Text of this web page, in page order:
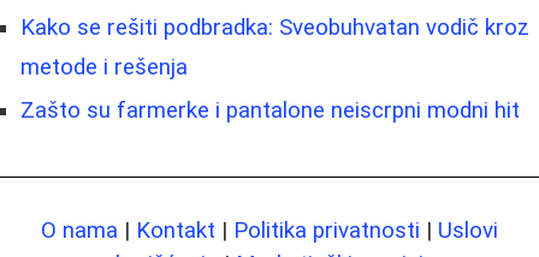
Kako se rešiti podbradka: Sveobuhvatan vodič kroz
metode i rešenja
Zašto su farmerke i pantalone neiscrpni modni hit
O nama | Kontakt | Politika privatnosti | Uslovi